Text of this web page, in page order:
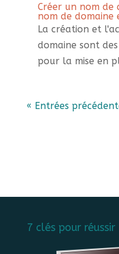
Créer un nom de
nom de domaine
La création et
domaine sont
pour la mise en
« Entrées
7 clés pour réussir